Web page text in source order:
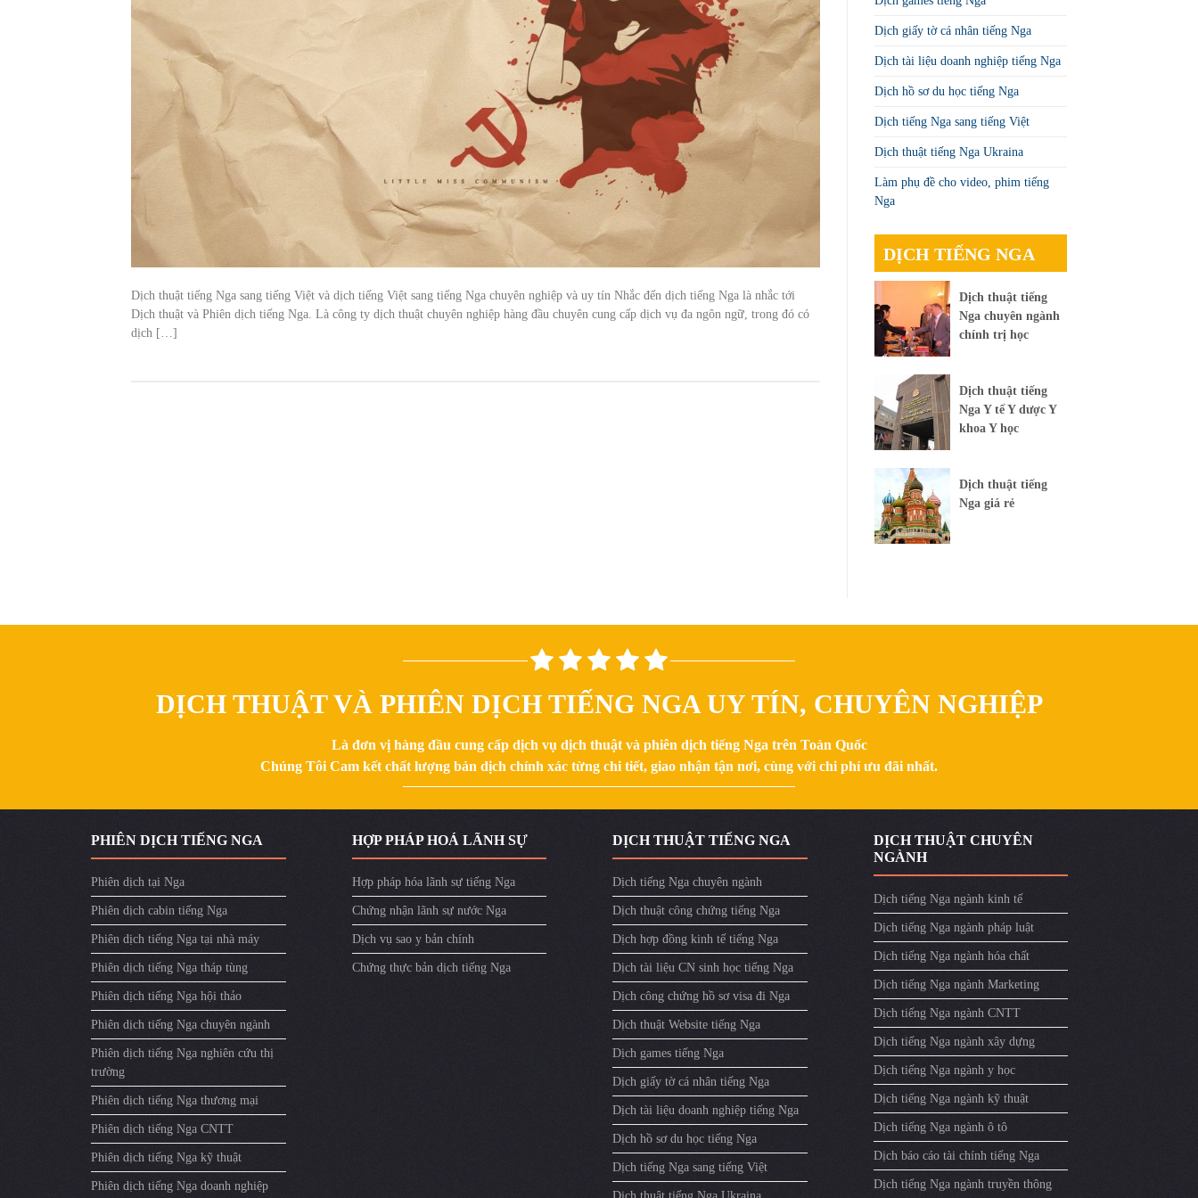
Dịch thuật tiếng Nga sang tiếng Việt và dịch tiếng Việt sang tiếng Nga chuyên nghiệp và uy tín Nhắc đến dịch tiếng Nga là nhắc tới
Dịch thuật và Phiên dịch tiếng Nga. Là công ty dịch thuật chuyên nghiệp hàng đầu chuyên cung cấp dịch vụ đa ngôn ngữ, trong đó có
dịch […]
Dịch giấy tờ cá nhân tiếng Nga
Dịch tài liệu doanh nghiệp tiếng Nga
Dịch hồ sơ du học tiếng Nga
Dịch tiếng Nga sang tiếng Việt
Dịch thuật tiếng Nga Ukraina
Làm phụ đề cho video, phim tiếng
Nga
DỊCH TIẾNG NGA
Dịch thuật tiếng
Nga chuyên ngành
chính trị học
Dịch thuật tiếng
Nga Y tế Y dược Y
khoa Y học
Dịch thuật tiếng
Nga giá rẻ
DỊCH THUẬT VÀ PHIÊN DỊCH TIẾNG NGA UY TÍN, CHUYÊN NGHIỆP
Là đơn vị hàng đầu cung cấp dịch vụ dịch thuật và phiên dịch tiếng Nga trên Toàn Quốc
Chúng Tôi Cam kết chất lượng bản dịch chính xác từng chi tiết, giao nhận tận nơi, cùng với chi phí ưu đãi nhất.
PHIÊN DỊCH TIẾNG NGA
Phiên dịch tại Nga
Phiên dịch cabin tiếng Nga
Phiên dịch tiếng Nga tại nhà máy
Phiên dịch tiếng Nga tháp tùng
Phiên dịch tiếng Nga hội thảo
Phiên dịch tiếng Nga chuyên ngành
Phiên dịch tiếng Nga nghiên cứu thị
trường
Phiên dịch tiếng Nga thương mại
Phiên dịch tiếng Nga CNTT
Phiên dịch tiếng Nga kỹ thuật
Phiên dịch tiếng Nga doanh nghiệp
HỢP PHÁP HOÁ LÃNH SỰ
Hợp pháp hóa lãnh sự tiếng Nga
Chứng nhận lãnh sự nước Nga
Dịch vụ sao y bản chính
Chứng thực bản dịch tiếng Nga
DỊCH THUẬT TIẾNG NGA
Dịch tiếng Nga chuyên ngành
Dịch thuật công chứng tiếng Nga
Dịch hợp đồng kinh tế tiếng Nga
Dịch tài liệu CN sinh học tiếng Nga
Dịch công chứng hồ sơ visa đi Nga
Dịch thuật Website tiếng Nga
Dịch games tiếng Nga
Dịch giấy tờ cá nhân tiếng Nga
Dịch tài liệu doanh nghiệp tiếng Nga
Dịch hồ sơ du học tiếng Nga
Dịch tiếng Nga sang tiếng Việt
DỊCH THUẬT CHUYÊN
NGÀNH
Dịch tiếng Nga ngành kinh tế
Dịch tiếng Nga ngành pháp luật
Dịch tiếng Nga ngành hóa chất
Dịch tiếng Nga ngành Marketing
Dịch tiếng Nga ngành CNTT
Dịch tiếng Nga ngành xây dựng
Dịch tiếng Nga ngành y học
Dịch tiếng Nga ngành kỹ thuật
Dịch tiếng Nga ngành ô tô
Dịch báo cáo tài chính tiếng Nga
Dịch tiếng Nga ngành truyền thông